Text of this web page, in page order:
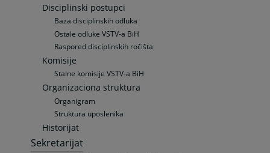
Disciplinski postupci
Baza disciplinskih odluka
Ostale odluke VSTV-a BiH
Raspored disciplinskih ročišta
Komisije
Stalne komisije VSTV-a BiH
Organizaciona struktura
Organigram
Struktura uposlenika
Historijat
Sekretarijat